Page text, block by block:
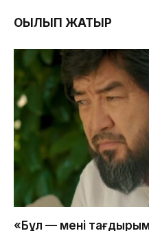
ОҚЫЛЫП ЖАТЫР
«Бұл — менің